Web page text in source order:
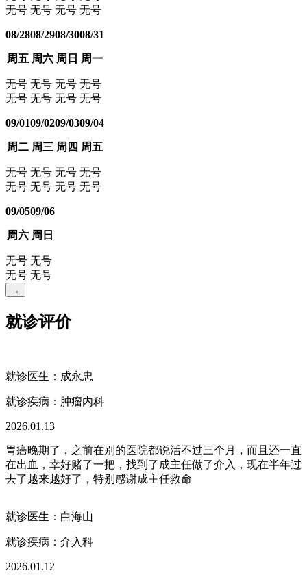
无号 无号 无号 无号
08/28
周五
08/29
周六
08/30
周日
08/31
周一
无号 无号 无号 无号
无号 无号 无号 无号
09/01
周二
09/02
周三
09/03
周四
09/04
周五
无号 无号 无号 无号
无号 无号 无号 无号
09/05
周六
09/06
周日
无号 无号
无号 无号
→
就诊评价
就诊医生：成永忠
就诊疾病： 肿瘤内科
2026.01.13
胃癌晚期了，之前在别的医院都说活不过三个月，而且还一直
在出血，幸好赌了一把，找到了成主任做了介入，现在半年过
去了越来越好了，特别感谢成主任救命
就诊医生：白海山
就诊疾病： 介入科
2026.01.12